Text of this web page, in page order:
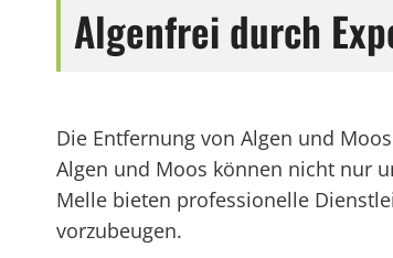
Algenfrei durch
Die Entfernung von Algen und
Algen und Moos können nicht nur
Melle bieten professionelle
vorzubeugen.